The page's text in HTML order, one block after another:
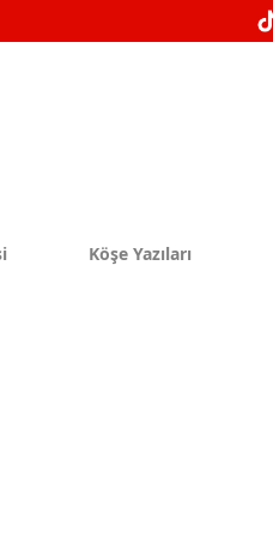
Köşe Yazıları